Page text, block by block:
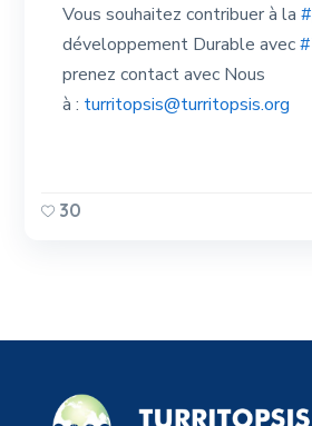
Vous souhaitez contribuer à la
développement Durable avec
prenez contact avec Nous
à : turritopsis@turritopsis.org
30